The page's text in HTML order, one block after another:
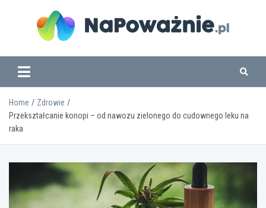
www.napowaznie.pl
Home
Zdrowie
Przekształcanie konopi – od nawozu zielonego do cudownego leku na
raka